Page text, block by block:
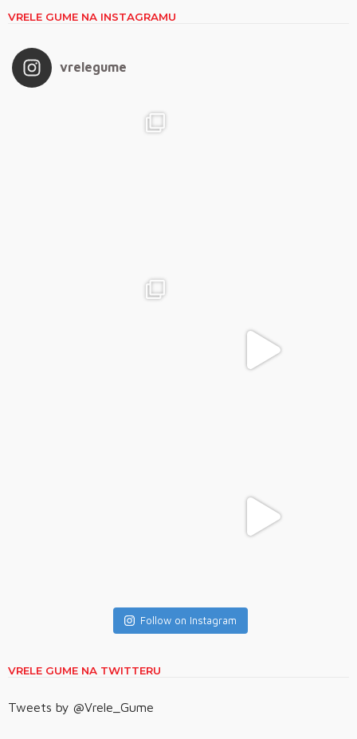
VRELE GUME NA INSTAGRAMU
vrelegume
Follow on Instagram
VRELE GUME NA TWITTERU
Tweets by @Vrele_Gume